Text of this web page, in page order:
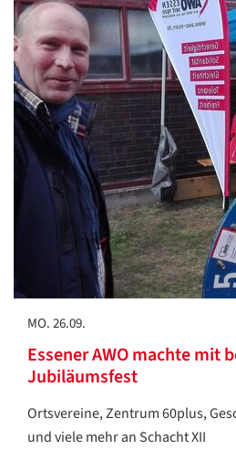
MO. 26.09.
Essener AWO machte mit
Jubiläumsfest
Ortsvereine, Zentrum 60plus,
und viele mehr an Schacht XII